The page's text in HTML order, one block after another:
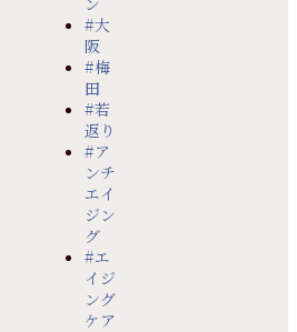
#大
阪
#梅
田
#若
返り
#ア
ンチ
エイ
ジン
グ
#エ
イジ
ング
ケア